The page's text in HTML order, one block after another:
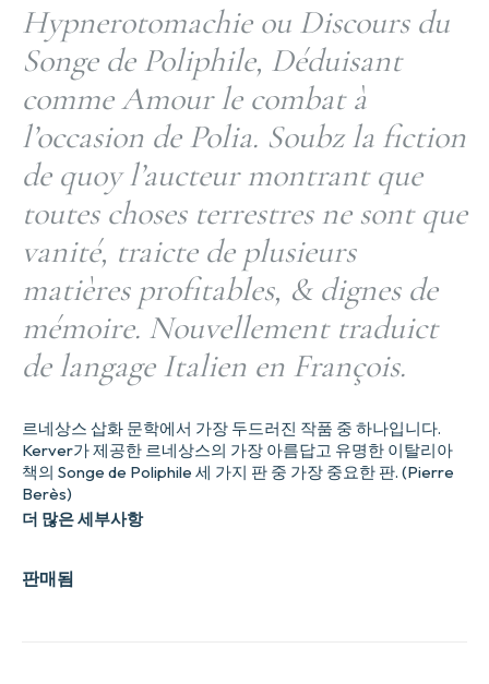
Hypnerotomachie ou Discours du
Songe de Poliphile, Déduisant
comme Amour le combat à
l’occasion de Polia. Soubz la fiction
de quoy l’aucteur montrant que
toutes choses terrestres ne sont que
vanité, traicte de plusieurs
matières profitables, & dignes de
mémoire. Nouvellement traduict
de langage Italien en François.
판매됨
르네상스 삽화 문학에서 가장 두드러진 작품 중 하나입니다.
Kerver가 제공한 르네상스의 가장 아름답고 유명한 이탈리아
책의 Songe de Poliphile 세 가지 판 중 가장 중요한 판. (Pierre
Berès)
더 많은 세부사항